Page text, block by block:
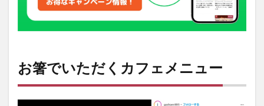
2
カフ
にも
魅力
いっ
ぱ
お箸でいただくカフェメニュー